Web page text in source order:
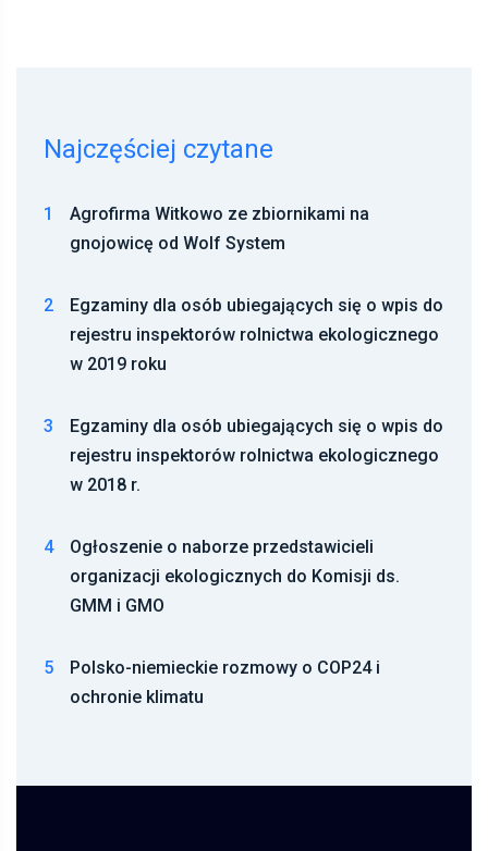
Najczęściej czytane
1
Agrofirma Witkowo ze zbiornikami na
gnojowicę od Wolf System
2
Egzaminy dla osób ubiegających się o wpis do
rejestru inspektorów rolnictwa ekologicznego
w 2019 roku
3
Egzaminy dla osób ubiegających się o wpis do
rejestru inspektorów rolnictwa ekologicznego
w 2018 r.
4
Ogłoszenie o naborze przedstawicieli
organizacji ekologicznych do Komisji ds.
GMM i GMO
5
Polsko-niemieckie rozmowy o COP24 i
ochronie klimatu